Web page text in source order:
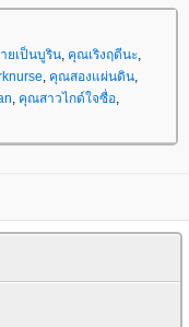
ยเป็นบูริน, คุณเริงฤดีนะ,
, คุณสองแผ่นดิน,
, คุณสาวไกด์ใจซื่อ,